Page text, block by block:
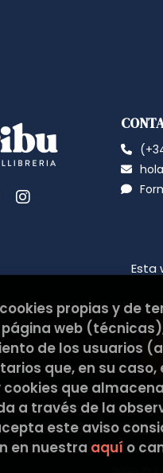
Esta
propias y de
web
de los usuarios
que, en su
que
a través de la
este aviso
en nuestra aquí o